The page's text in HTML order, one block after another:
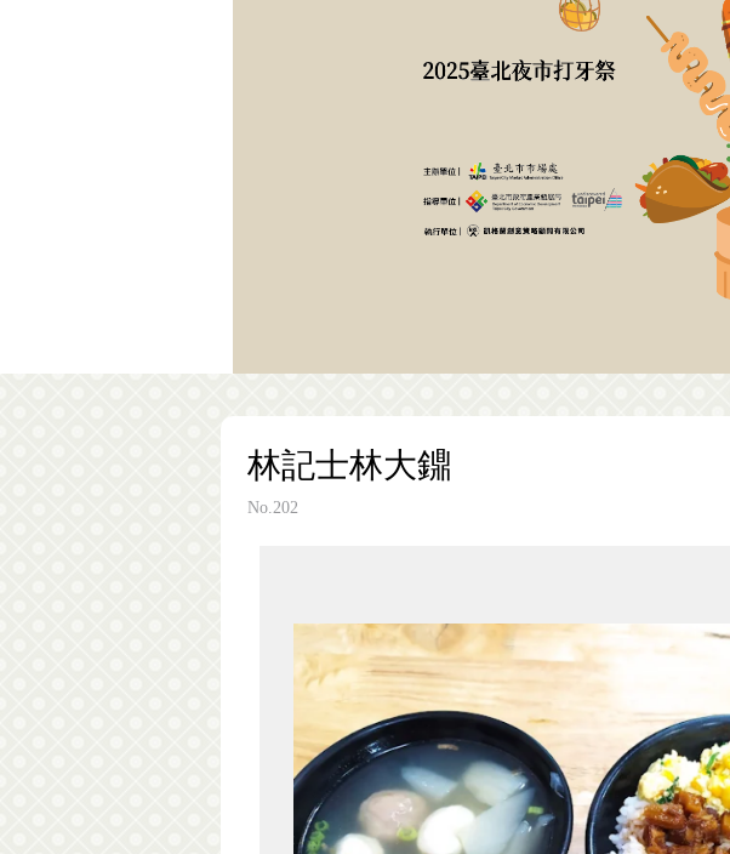
林記士林大鐤
No.202